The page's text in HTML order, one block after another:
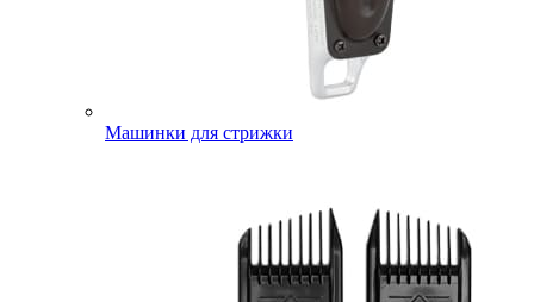
Машинки для стрижки